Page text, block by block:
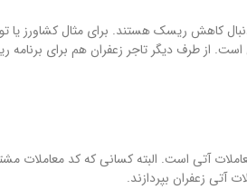
کاهش ریسک هستند. برای مثال کشاورز یا
از طرف دیگر تاجر زعفران هم برای برنامه
آتی است. البته کسانی که کد معاملات
آتی زعفران بپردازند.